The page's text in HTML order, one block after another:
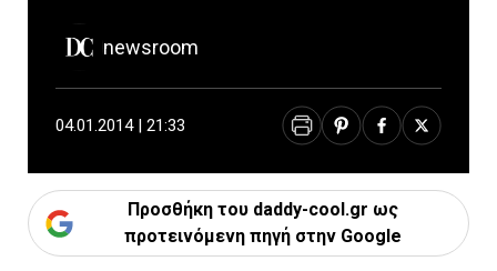
newsroom
04.01.2014 | 21:33
Προσθήκη του daddy-cool.gr ως
προτεινόμενη πηγή στην Google